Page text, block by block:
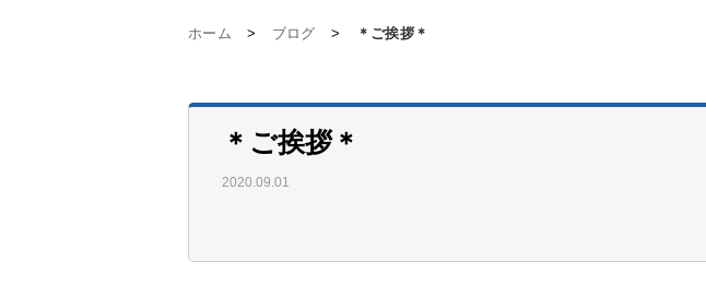
ホーム > ブログ > ＊ご挨拶＊
＊ご挨拶＊
2020.09.01